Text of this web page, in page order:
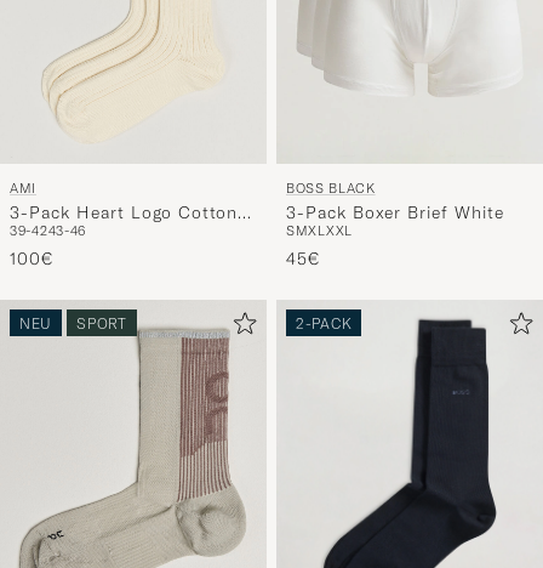
AMI
3-Pack Heart Logo Cotton
Socks Ivory
39-4243-46
100€
BOSS BLACK
3-Pack Boxer Brief White
SMXLXXL
45€
NEU SPORT 2-PACK